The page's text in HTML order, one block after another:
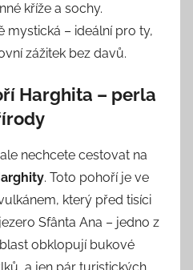
kříže a sochy.
mystická – ideální pro ty,
zážitek bez davů.
Harghita – perla
nechcete cestovat na
. Toto pohoří je ve
který před tisíci
Sfânta Ana – jedno z
obklopují bukové
a jen pár turistických